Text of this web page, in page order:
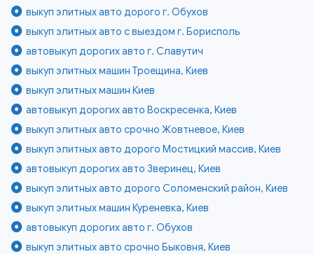
выкуп элитных авто дорого г. Обухов
выкуп элитных авто с выездом г. Борисполь
автовыкуп дорогих авто г. Славутич
выкуп элитных машин Троещина, Киев
выкуп элитных машин Киев
автовыкуп дорогих авто Воскресенка, Киев
выкуп элитных авто срочно Жовтневое, Киев
выкуп элитных авто дорого Мостицкий массив, Киев
автовыкуп дорогих авто Зверинец, Киев
выкуп элитных авто дорого Соломенский район, Киев
выкуп элитных машин Куреневка, Киев
автовыкуп дорогих авто г. Обухов
выкуп элитных авто срочно Быковня, Киев